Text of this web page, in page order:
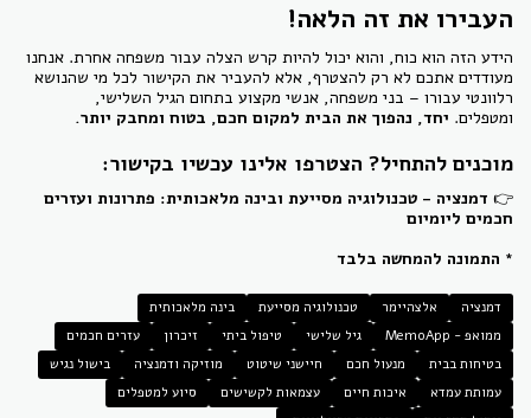
העבירו את זה הלאה!
הידע הזה הוא כוח, והוא יכול להיות קרש הצלה עבור משפחה אחרת. אנחנו
מעודדים אתכם לא רק להצטרף, אלא להעביר את הקישור לכל מי שהנושא
רלוונטי עבורו – בני משפחה, אנשי מקצוע בתחום הגיל השלישי,
ומטפלים. יחד, נהפוך את הבית למקום חכם, בטוח ומחבק יותר.
מוכנים להתחיל? הצטרפו אלינו עכשיו בקישור:
👉 דמנציה - טכנולוגיה מסייעת ובינה מלאכותית: פתרונות ועזרים
חכמים ליומיום
* התמונה להמחשה בלבד
דמנציה אלצהיימר טכנולוגיה מסייעת
בינה מלאכותית
ממואפ - MemoApp
גיל שלישי טיפול ביתי זיכרון
עזרים חכמים
בטיחות בבית
מנעול חכם חיישני שיטוט מוזיקה ודמנציה
בישול נגיש
עמותת עמדא
איכות חיים עצמאות לקשישים
סיוע למטפלים